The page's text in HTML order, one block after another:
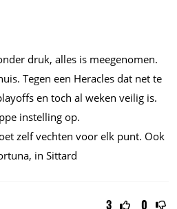
druk, alles is meegenomen.
Tegen een Heracles dat net te
en toch al weken veilig is.
instelling op.
zelf vechten voor elk punt. Ook
in Sittard
3 0